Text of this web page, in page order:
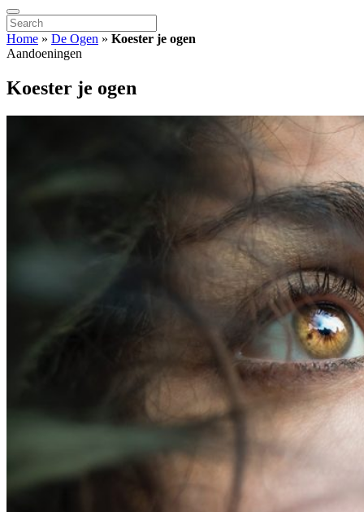
Home » De Ogen » Koester je ogen
Aandoeningen
Koester je ogen